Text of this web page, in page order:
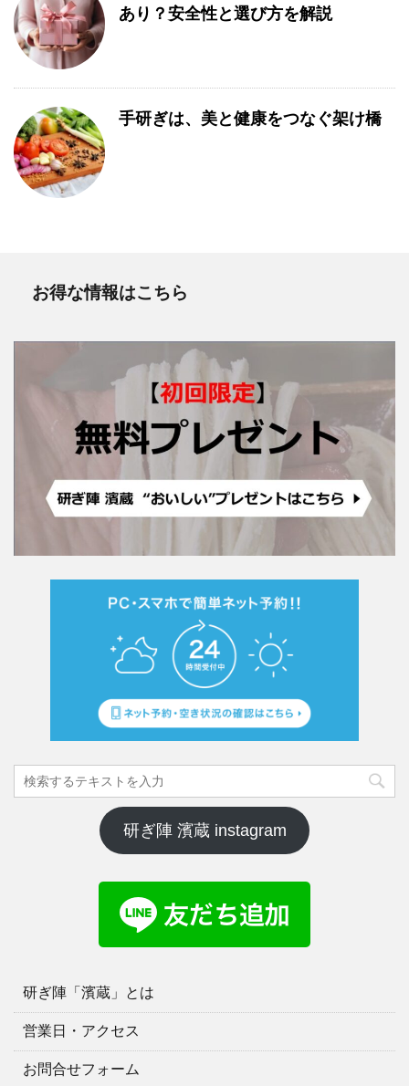
あり？安全性と選び方を解説
手研ぎは、美と健康をつなぐ架け橋
お得な情報はこちら
研ぎ陣 濱蔵 instagram
研ぎ陣「濱蔵」とは
営業日・アクセス
お問合せフォーム